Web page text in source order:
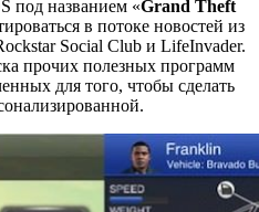
под названием «Grand Theft
в потоке новостей из
Social Club и LifeInvader.
прочих полезных программ
для того, чтобы сделать